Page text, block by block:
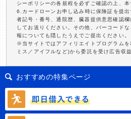
シーポリシーの各規程を必ずご確認の上、本
6.カードローンお申し込み時に保険証を提
者記号・番号、通院歴、臓器提供意思確認
してお送りください。その他、バーコード
報についても隠したうえでご提出ください。
※当サイトではアフィリエイトプログラムを
ミス／アイフルなど)から委託を受け広告収
おすすめの特集ページ